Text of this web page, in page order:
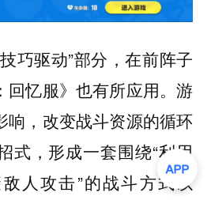
巧驱动”部分，在前阵子
回忆服》也有所应用。游
响，改变战斗资源的循环
式，形成一套围绕“利用
人攻击”的战斗方式以